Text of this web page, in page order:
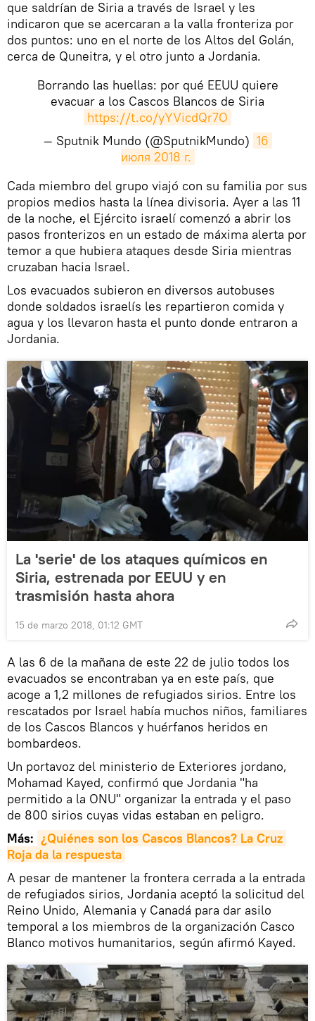
que saldrían de Siria a través de Israel y les
indicaron que se acercaran a la valla fronteriza por
dos puntos: uno en el norte de los Altos del Golán,
cerca de Quneitra, y el otro junto a Jordania.
Borrando las huellas: por qué EEUU quiere
evacuar a los Cascos Blancos de Siria
https://t.co/yYVicdQr7O
— Sputnik Mundo (@SputnikMundo) 16
июля 2018 г.
​Cada miembro del grupo viajó con su familia por sus
propios medios hasta la línea divisoria. Ayer a las 11
de la noche, el Ejército israelí comenzó a abrir los
pasos fronterizos en un estado de máxima alerta por
temor a que hubiera ataques desde Siria mientras
cruzaban hacia Israel.
Los evacuados subieron en diversos autobuses
donde soldados israelís les repartieron comida y
agua y los llevaron hasta el punto donde entraron a
Jordania.
La 'serie' de los ataques químicos en
Siria, estrenada por EEUU y en
trasmisión hasta ahora
15 de marzo 2018, 01:12 GMT
A las 6 de la mañana de este 22 de julio todos los
evacuados se encontraban ya en este país, que
acoge a 1,2 millones de refugiados sirios. Entre los
rescatados por Israel había muchos niños, familiares
de los Cascos Blancos y huérfanos heridos en
bombardeos.
Un portavoz del ministerio de Exteriores jordano,
Mohamad Kayed, confirmó que Jordania "ha
permitido a la ONU" organizar la entrada y el paso
de 800 sirios cuyas vidas estaban en peligro.
Más: ¿Quiénes son los Cascos Blancos? La Cruz
Roja da la respuesta
A pesar de mantener la frontera cerrada a la entrada
de refugiados sirios, Jordania aceptó la solicitud del
Reino Unido, Alemania y Canadá para dar asilo
temporal a los miembros de la organización Casco
Blanco motivos humanitarios, según afirmó Kayed.